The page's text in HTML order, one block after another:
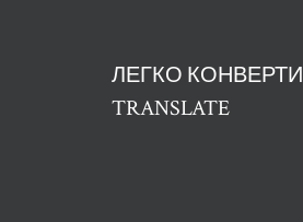
ЛЕГКО
TRANSLATE